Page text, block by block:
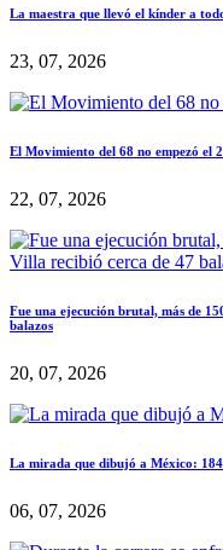
La maestra que llevó el kínder a
23, 07, 2026
El Movimiento del 68 no empezó el
22, 07, 2026
Fue una ejecución brutal, más de
balazos
20, 07, 2026
La mirada que dibujó a México: 184
06, 07, 2026